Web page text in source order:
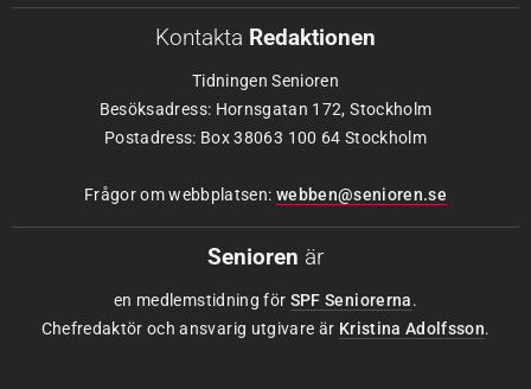
Kontakta Redaktionen
Tidningen Senioren
Besöksadress: Hornsgatan 172, Stockholm
Postadress: Box 38063 100 64 Stockholm
Frågor om webbplatsen: webben@senioren.se
Senioren är
en medlemstidning för SPF Seniorerna.
Chefredaktör och ansvarig utgivare är Kristina Adolfsson.